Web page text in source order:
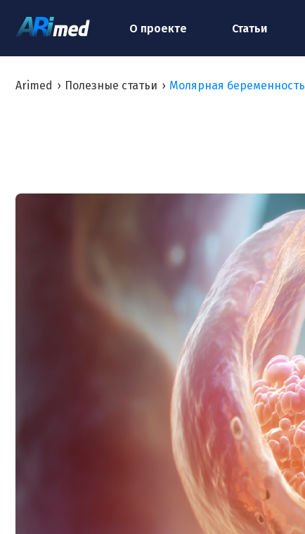
О проекте Статьи
Arimed › Полезные статьи › Молярная беременность